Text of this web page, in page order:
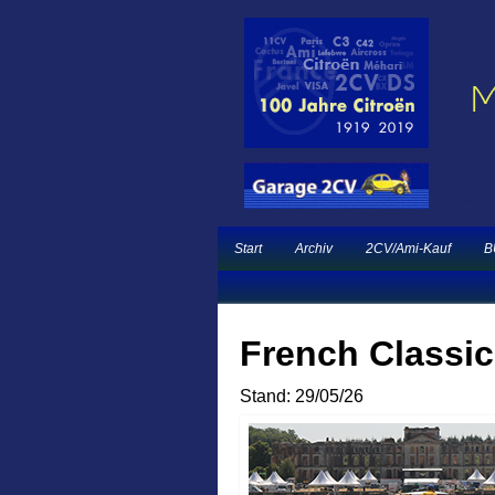
Ein neuer
French Classic
Garage 2CV – Automobile Klassiker
Start Archiv 2CV/Ami-Kauf
French
Stand: 29/05/26